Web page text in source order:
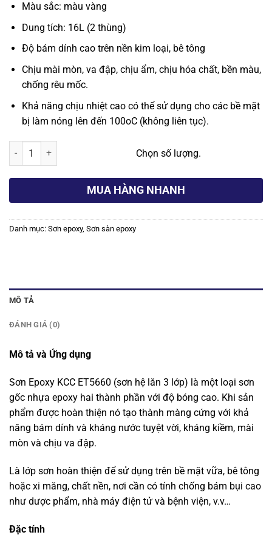
Màu sắc: màu vàng
Dung tích: 16L (2 thùng)
Độ bám dính cao trên nền kim loại, bê tông
Chịu mài mòn, va đập, chịu ẩm, chịu hóa chất, bền màu,
chống rêu mốc.
Khả năng chịu nhiệt cao có thể sử dụng cho các bề mặt
bị làm nóng lên đến 100oC (không liên tục).
Chọn số lượng.
Sơn epoxy phủ màu chuẩn KCC ET5660 - Màu Vàng số lượng
MUA HÀNG NHANH
Danh mục: Sơn epoxy, Sơn sàn epoxy
MÔ TẢ
ĐÁNH GIÁ (0)
Mô tả và Ứng dụng
Sơn Epoxy KCC ET5660 (sơn hệ lăn 3 lớp) là một loại sơn
gốc nhựa epoxy hai thành phần với độ bóng cao. Khi sản
phẩm được hoàn thiện nó tạo thành màng cứng với khả
năng bám dính và kháng nước tuyệt vời, kháng kiềm, mài
mòn và chịu va đập.
Là lớp sơn hoàn thiện để sử dụng trên bề mặt vữa, bê tông
hoặc xi măng, chất nền, nơi cần có tính chống bám bụi cao
như dược phẩm, nhà máy điện tử và bệnh viện, v.v…
Đặc tính